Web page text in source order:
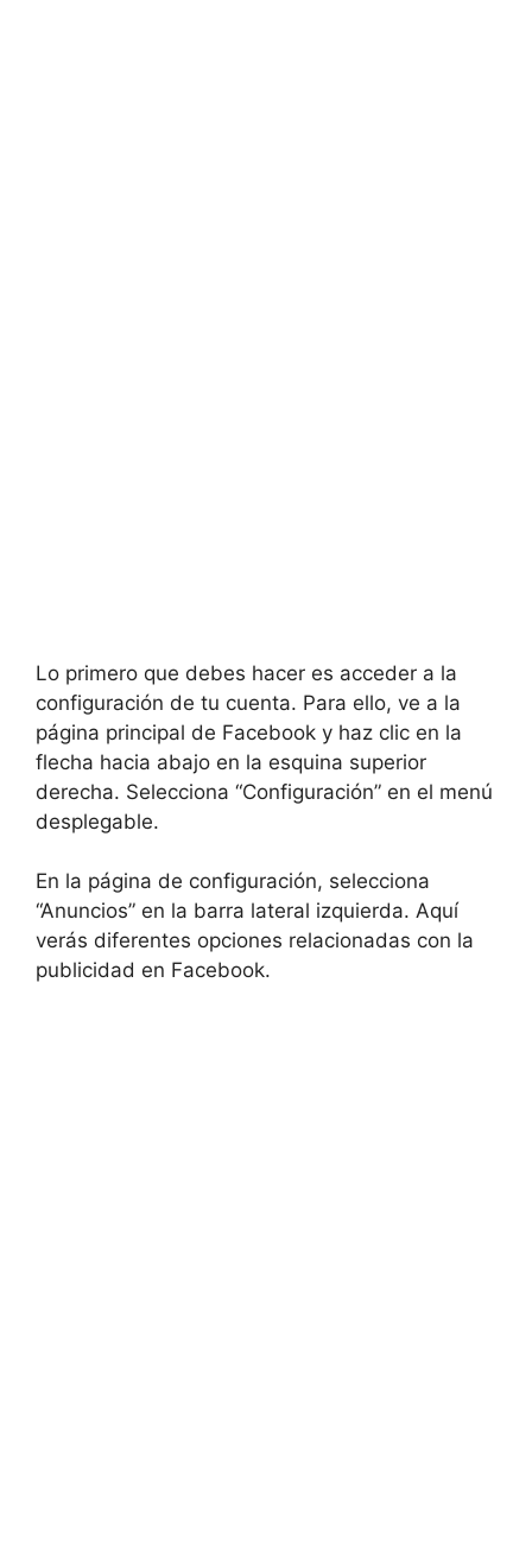
Lo primero que debes hacer es acceder a la
configuración de tu cuenta. Para ello, ve a la
página principal de Facebook y haz clic en la
flecha hacia abajo en la esquina superior
derecha. Selecciona “Configuración” en el menú
desplegable.
En la página de configuración, selecciona
“Anuncios” en la barra lateral izquierda. Aquí
verás diferentes opciones relacionadas con la
publicidad en Facebook.